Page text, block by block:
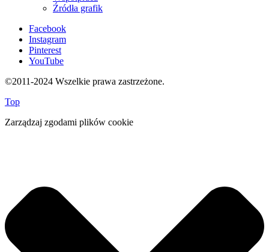
Źródła grafik
Facebook
Instagram
Pinterest
YouTube
©2011-2024 Wszelkie prawa zastrzeżone.
Top
Zarządzaj zgodami plików cookie